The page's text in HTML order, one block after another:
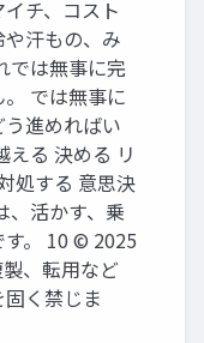
チ、コスト
汗もの、み
では無事に完
では無事に
進めればい
える 決める リ
処する 意思決
、活かす、乗
す。 10 © 2025
、転用など
く禁じま